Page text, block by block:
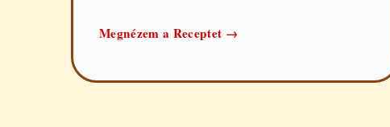
Megnézem a Receptet 5
recept
→